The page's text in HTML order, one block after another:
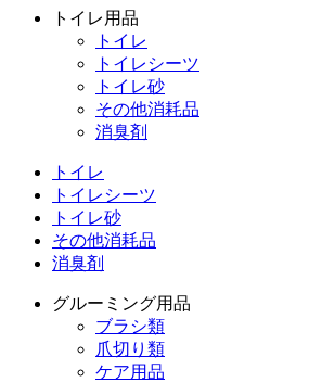
トイレ用品
トイレ
トイレシーツ
トイレ砂
その他消耗品
消臭剤
トイレ
トイレシーツ
トイレ砂
その他消耗品
消臭剤
グルーミング用品
ブラシ類
爪切り類
ケア用品